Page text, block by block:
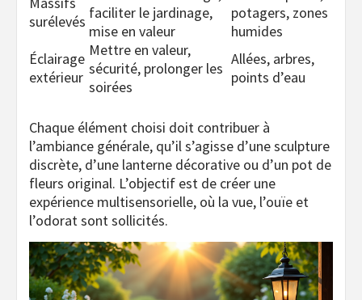
surélevés faciliter le jardinage,
mise en valeur
potagers, zones
humides
Éclairage
extérieur
Mettre en valeur,
sécurité, prolonger les
soirées
Allées, arbres,
points d’eau
Chaque élément choisi doit contribuer à
l’ambiance générale, qu’il s’agisse d’une sculpture
discrète, d’une lanterne décorative ou d’un pot de
fleurs original. L’objectif est de créer une
expérience multisensorielle, où la vue, l’ouïe et
l’odorat sont sollicités.